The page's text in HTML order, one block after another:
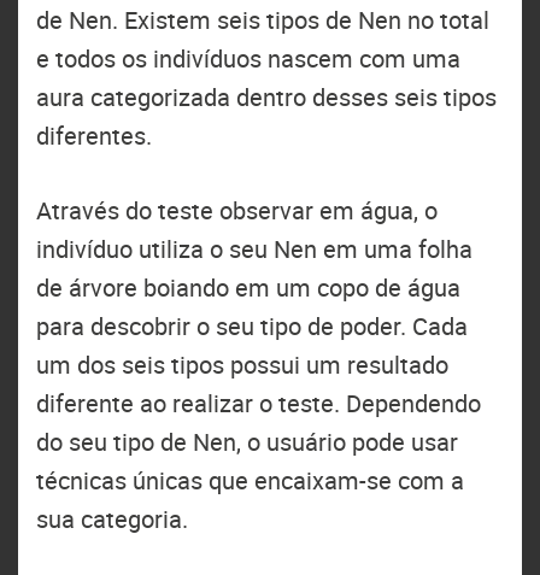
de Nen. Existem seis tipos de Nen no total
e todos os indivíduos nascem com uma
aura categorizada dentro desses seis tipos
diferentes.
Através do teste observar em água, o
indivíduo utiliza o seu Nen em uma folha
de árvore boiando em um copo de água
para descobrir o seu tipo de poder. Cada
um dos seis tipos possui um resultado
diferente ao realizar o teste. Dependendo
do seu tipo de Nen, o usuário pode usar
técnicas únicas que encaixam-se com a
sua categoria.